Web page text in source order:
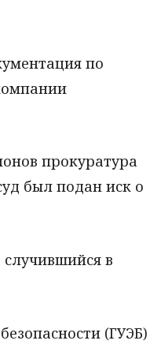
по
прокуратура
был подан иск о
в
(ГУЭБ)